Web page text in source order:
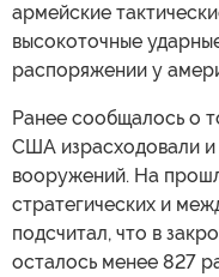
армейские
высокоточные
распоряжении у
Ранее сообщалось о
США израсходовали и
вооружений. На
стратегических и
подсчитал, что в
осталось менее 827